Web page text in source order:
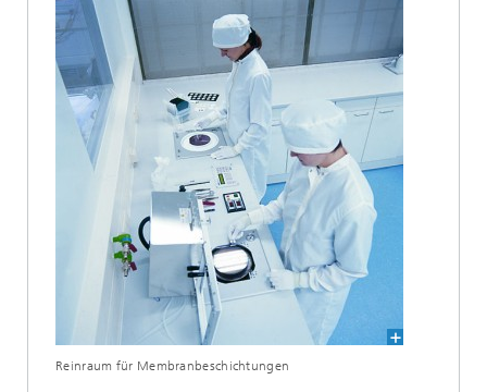
Reinraum für Membranbeschichtungen